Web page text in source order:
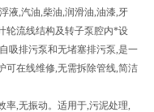
液,汽油,柴油,润滑油,油漆,牙
轮流线结构及转子泵腔内*设
吸排污泵和无堵塞排污泵,是一
可在线维修,无需拆除管线,简洁
率,无振动。适用于,污泥处理,